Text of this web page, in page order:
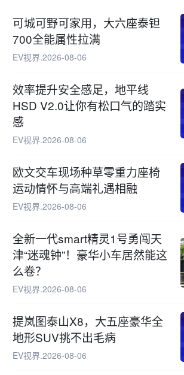
可城可野可家用，大六座泰钽
700全能属性拉满
EV视界.2026-08-06
效率提升安全感足，地平线
HSD V2.0让你有松口气的踏实
感
EV视界.2026-08-06
欧文交车现场种草零重力座椅
运动情怀与高端礼遇相融
EV视界.2026-08-06
全新一代smart精灵1号勇闯天
津“迷魂钟”！豪华小车居然能这
么卷？
EV视界.2026-08-06
提岚图泰山X8，大五座豪华全
地形SUV挑不出毛病
EV视界.2026-08-06